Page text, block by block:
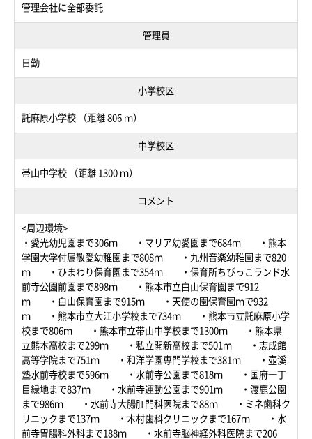
管理会社に全部委託
管理員
日勤
小学校区
託麻原小学校 （距離 806 ｍ）
中学校区
帯山中学校 （距離 1300 ｍ）
コメント
<周辺環境>
・愛光幼児園まで306ｍ ・マリア幼愛園まで684ｍ ・熊本
学園大学付属敬愛幼稚園まで808ｍ ・九州音楽幼稚園まで820
ｍ ・ひまわり保育園まで354ｍ ・保育所ちびっこランド水
前寺公園前園まで898ｍ ・熊本市立白山保育園まで912
ｍ ・白山保育園まで915ｍ ・天使の園保育園ｍで932
ｍ ・熊本市立大江小学校まで734ｍ ・熊本市立託麻原小学
校まで806ｍ ・熊本市立帯山中学校まで1300ｍ ・熊本県
立熊本高校まで299ｍ ・私立開新高校まで501ｍ ・志成館
高等学院まで751ｍ ・和洋学園専門学校まで381ｍ ・壺溪
塾水前寺校まで596ｍ ・水前寺公園まで818ｍ ・国府一丁
目緑地まで837ｍ ・水前寺運動公園まで901ｍ ・渡鹿公園
まで986ｍ ・水前寺大腸肛門科医院まで88ｍ ・ミネ歯科ク
リニックまで137ｍ ・木村歯科クリニックまで167ｍ ・水
前寺胃腸科外科まで188ｍ ・水前寺脳神経外科医院まで206